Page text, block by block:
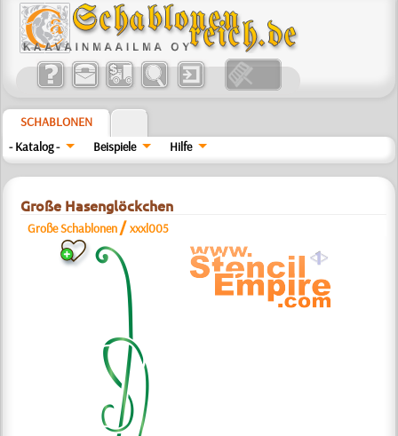
SCHABLONEN
- Katalog -
Beispiele Hilfe
Große Hasenglöckchen
Große Schablonen /xxxl005
a